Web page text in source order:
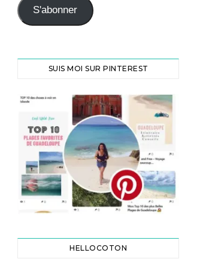
S'abonner
SUIS MOI SUR PINTEREST
HELLOCOTON